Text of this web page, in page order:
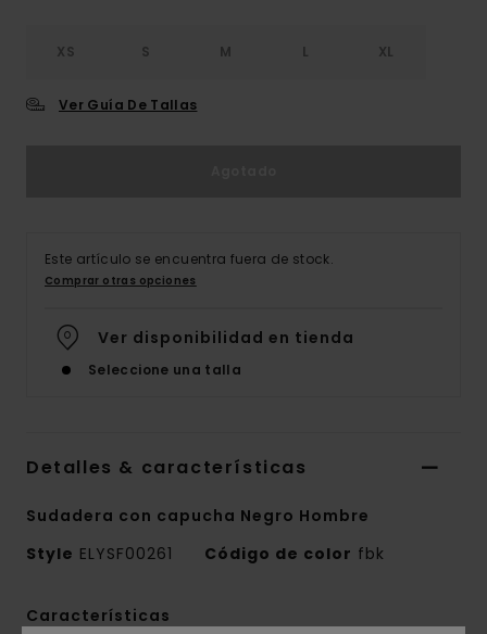
XS S M L XL
Ver Guía De Tallas
Este artículo se encuentra fuera de stock.
Comprar otras opciones
Ver disponibilidad en tienda
Seleccione una talla
Detalles & características
Sudadera con capucha Negro Hombre
Style ELYSF00261 Código de color fbk
Características